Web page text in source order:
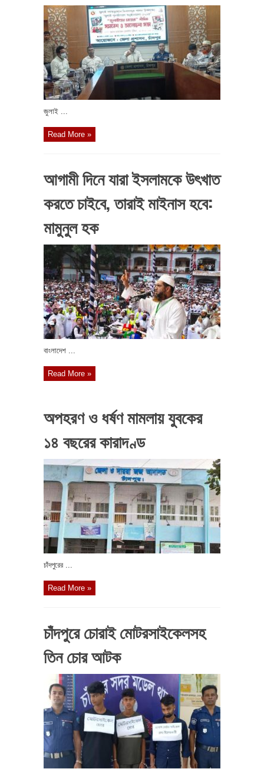
জুলাই ...
Read More »
আগামী দিনে যারা ইসলামকে উৎখাত
করতে চাইবে, তারাই মাইনাস হবে:
মামুনুল হক
বাংলাদেশ ...
Read More »
অপহরণ ও ধর্ষণ মামলায় যুবকের
১৪ বছরের কারাদণ্ড
চাঁদপুরের ...
Read More »
চাঁদপুরে চোরাই মোটরসাইকেলসহ
তিন চোর আটক